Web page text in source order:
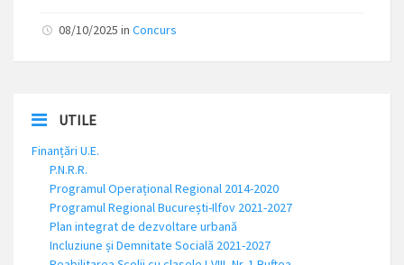
08/10/2025 in Concurs
UTILE
Finanțări U.E.
P.N.R.R.
Programul Operațional Regional 2014-2020
Programul Regional București-Ilfov 2021-2027
Plan integrat de dezvoltare urbană
Incluziune și Demnitate Socială 2021-2027